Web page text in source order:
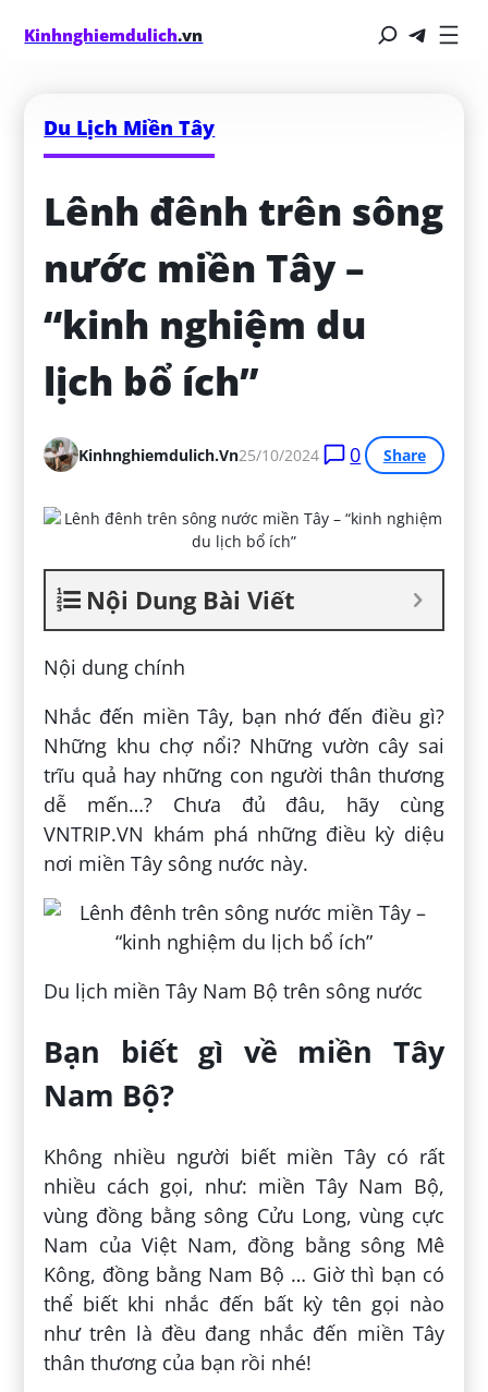
Kinhnghiemdulich.vn
Du Lịch Miền Tây
Lênh đênh trên sông
nước miền Tây –
“kinh nghiệm du
lịch bổ ích”
Kinhnghiemdulich.vn25/10/2024 0 Share
Nội Dung Bài Viết
Nội dung chính
Nhắc đến miền Tây, bạn nhớ đến điều gì?
Những khu chợ nổi? Những vườn cây sai
trĩu quả hay những con người thân thương
dễ mến…? Chưa đủ đâu, hãy cùng
VNTRIP.VN khám phá những điều kỳ diệu
nơi miền Tây sông nước này.
Du lịch miền Tây Nam Bộ trên sông nước
Bạn biết gì về miền Tây
Nam Bộ?
Không nhiều người biết miền Tây có rất
nhiều cách gọi, như: miền Tây Nam Bộ,
vùng đồng bằng sông Cửu Long, vùng cực
Nam của Việt Nam, đồng bằng sông Mê
Kông, đồng bằng Nam Bộ … Giờ thì bạn có
thể biết khi nhắc đến bất kỳ tên gọi nào
như trên là đều đang nhắc đến miền Tây
thân thương của bạn rồi nhé!